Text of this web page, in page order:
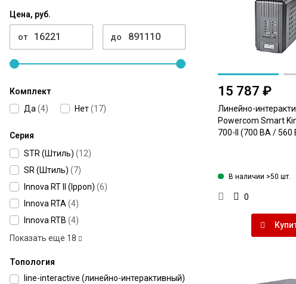
Цена, руб.
от до
Комплект
Да (4) Нет(17)
Серия
STR (Штиль) (12)
SR (Штиль) (7)
Innova RT ll (Ippon) (6)
Innova RTA (4)
Innova RTB (4)
Показать еще 18
Топология
line-interactive (линейно-интерактивный)
15 787 ₽
Линейно-
Powercom Smart
700-II (700 ВА / 560
В наличии >50 шт.
0